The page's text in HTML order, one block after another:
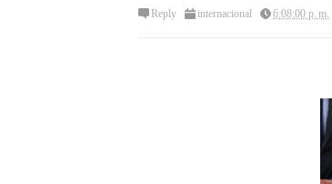
Reply internacional 6:08:00 p. m.